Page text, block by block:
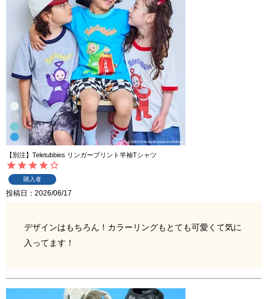
【別注】Teletubbies リンガープリント半袖Tシャツ
購入者
投稿日 2026/06/17
デザインはもちろん！カラーリングもとても可愛くて気に
入ってます！